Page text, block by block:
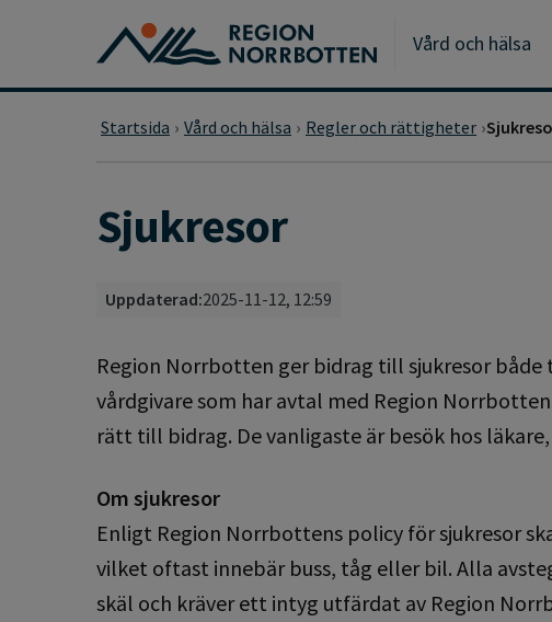
Gå till huvudmeny
Gå till övergripande innehåll
Vård och hälsa
Startsida Vård och hälsa Regler och rättigheter
Sjukresor
Uppdaterad:2025-11-12, 12:59
Region Norrbotten ger bidrag till sjukresor
vårdgivare som har avtal med Region
rätt till bidrag. De vanligaste är besök hos
Om sjukresor
Enligt Region Norrbottens policy för sjukresor
vilket oftast innebär buss, tåg eller bil. Alla
skäl och kräver ett intyg utfärdat av Region